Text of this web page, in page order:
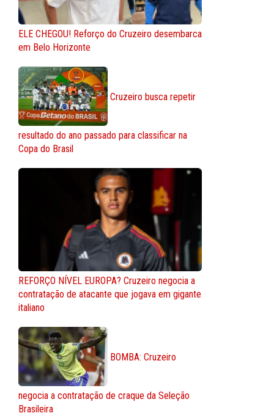
ELE CHEGOU! Reforço do Cruzeiro desembarca
em Belo Horizonte
Cruzeiro busca repetir
resultado do ano passado para classificar na
Copa do Brasil
REFORÇO NÍVEL EUROPA? Cruzeiro negocia a
contratação de atacante que jogava em gigante
italiano
BOMBA: Cruzeiro
negocia a contratação de craque da Seleção
Brasileira